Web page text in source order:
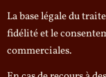
La base légale du
fidélité et le
commerciales.